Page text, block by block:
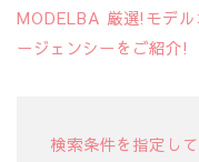
MODELBA 厳選!モデ
ージェンシーをご紹介!
検索条件を指定し